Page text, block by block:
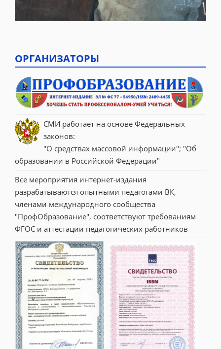
ОРГАНИЗАТОРЫ
СМИ работает на основе Федеральных
законов:
"О средствах массовой информации"; "Об
образовании в Российской Федерации"
Все мероприятия интернет-издания
разрабатываются опытными педагогами ВК,
членами международного сообщества
"ПрофОбразование", соответствуют требованиям
ФГОС и аттестации педагогических работников